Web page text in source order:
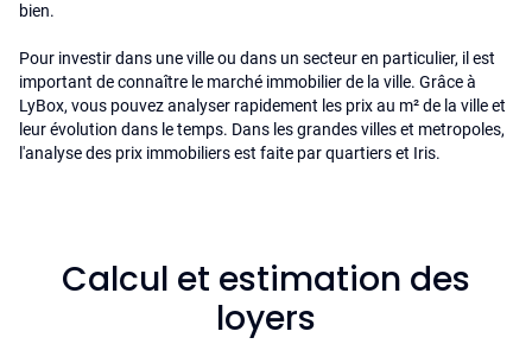
bien.
Pour investir dans une ville ou dans un secteur en particulier, il est
important de connaître le marché immobilier de la ville. Grâce à
LyBox, vous pouvez analyser rapidement les prix au m² de la ville et
leur évolution dans le temps. Dans les grandes villes et metropoles,
l'analyse des prix immobiliers est faite par quartiers et Iris.
Calcul et estimation des
loyers